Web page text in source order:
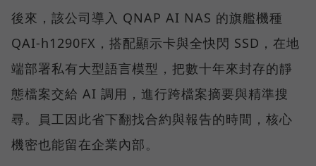
後來，該公司導入 QNAP AI NAS 的旗艦機種
QAI-h1290FX，搭配顯示卡與全快閃 SSD，在地
端部署私有大型語言模型，把數十年來封存的靜
態檔案交給 AI 調用，進行跨檔案摘要與精準搜
尋。員工因此省下翻找合約與報告的時間，核心
機密也能留在企業內部。